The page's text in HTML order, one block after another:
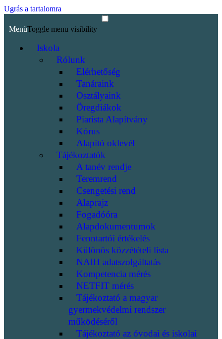
Ugrás a tartalomra
MenüToggle menu visibility
Iskola
Rólunk
Elérhetőség
Tanáraink
Osztályaink
Öregdiákok
Piarista Alapítvány
Kórus
Alapító oklevél
Tájékoztatók
A tanév rendje
Teremrend
Csengetési rend
Alaprajz
Fogadóóra
Alapdokumentumok
Fenntartói értékelés
Különös közzétételi lista
NAIH adatszolgáltatás
Kompetencia mérés
NETFIT mérés
Tájékoztató a magyar
gyermekvédelmi rendszer
működéséről
Tájékoztató az óvodai és iskolai